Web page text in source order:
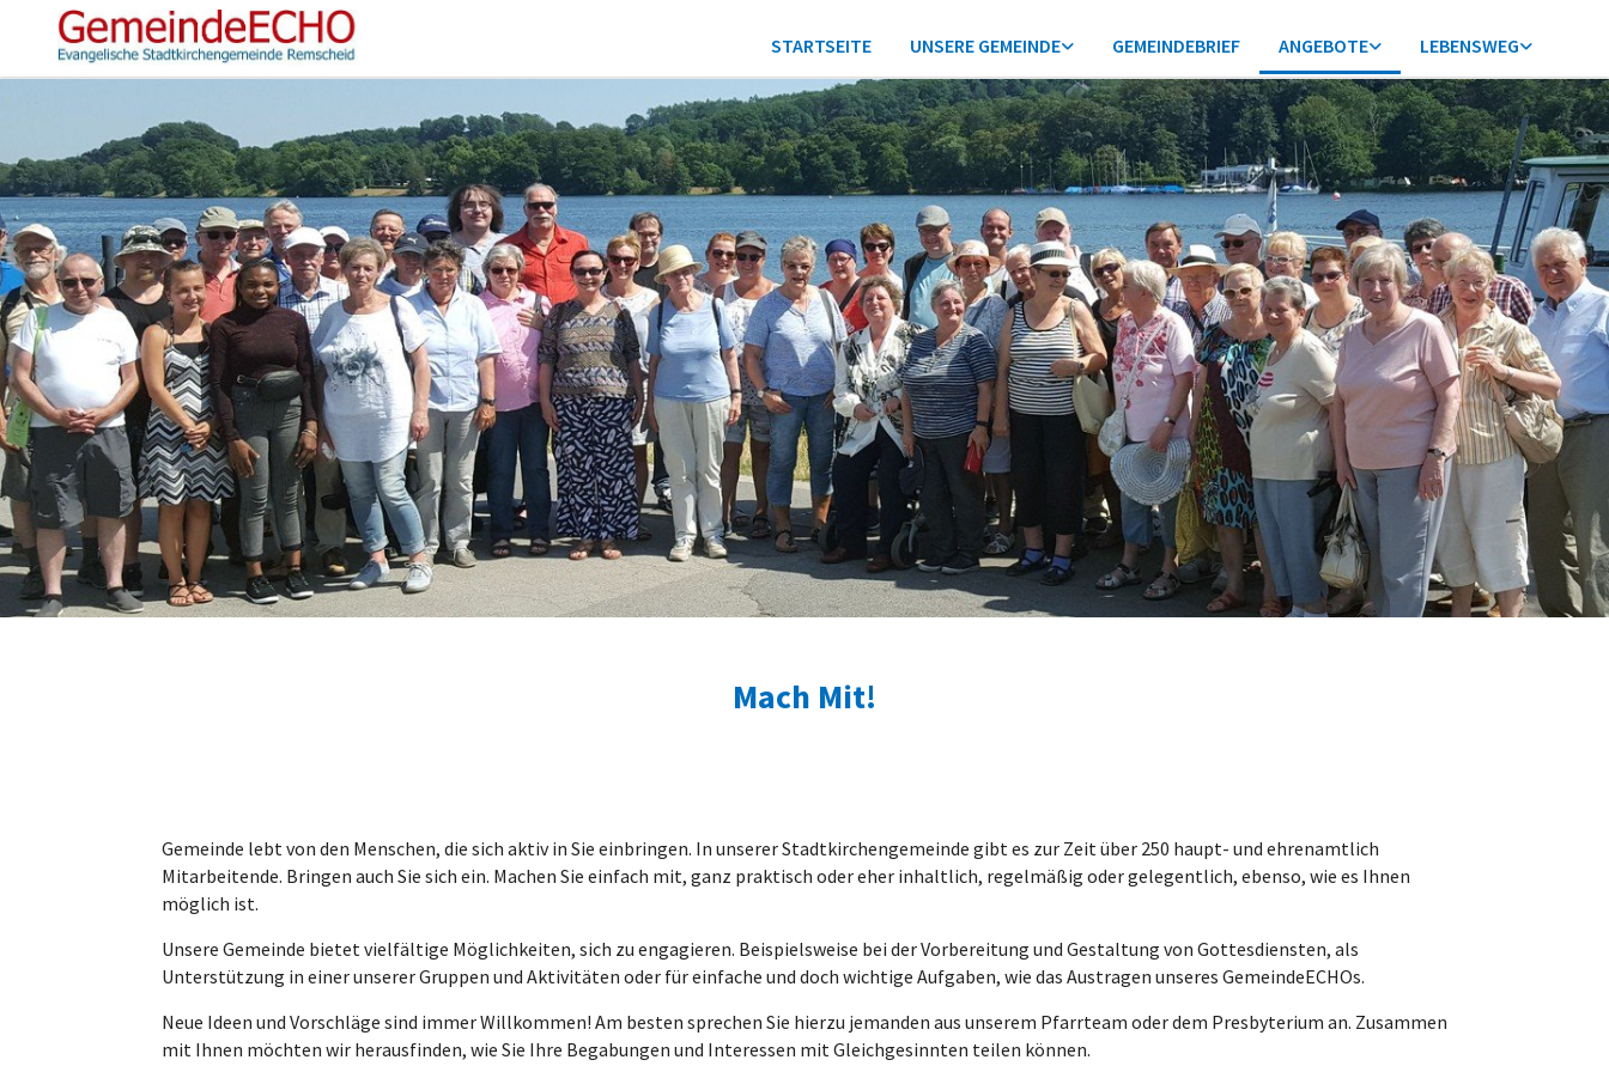
STARTSEITE UNSERE GEMEINDE GEMEINDEBRIEF ANGEBOTE LEBENSWEG
Mach Mit!
Gemeinde lebt von den Menschen, die sich aktiv in Sie einbringen. In unserer Stadtkirchengemeinde gibt es zur Zeit über 250 haupt- und ehrenamtlich
Mitarbeitende. Bringen auch Sie sich ein. Machen Sie einfach mit, ganz praktisch oder eher inhaltlich, regelmäßig oder gelegentlich, ebenso, wie es Ihnen
möglich ist.
Unsere Gemeinde bietet vielfältige Möglichkeiten, sich zu engagieren. Beispielsweise bei der Vorbereitung und Gestaltung von Gottesdiensten, als
Unterstützung in einer unserer Gruppen und Aktivitäten oder für einfache und doch wichtige Aufgaben, wie das Austragen unseres GemeindeECHOs.
Neue Ideen und Vorschläge sind immer Willkommen! Am besten sprechen Sie hierzu jemanden aus unserem Pfarrteam oder dem Presbyterium an. Zusammen
mit Ihnen möchten wir herausfinden, wie Sie Ihre Begabungen und Interessen mit Gleichgesinnten teilen können.